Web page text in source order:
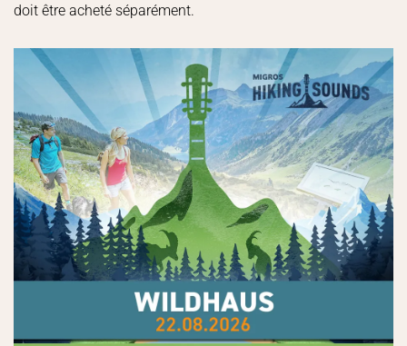
doit être acheté séparément.